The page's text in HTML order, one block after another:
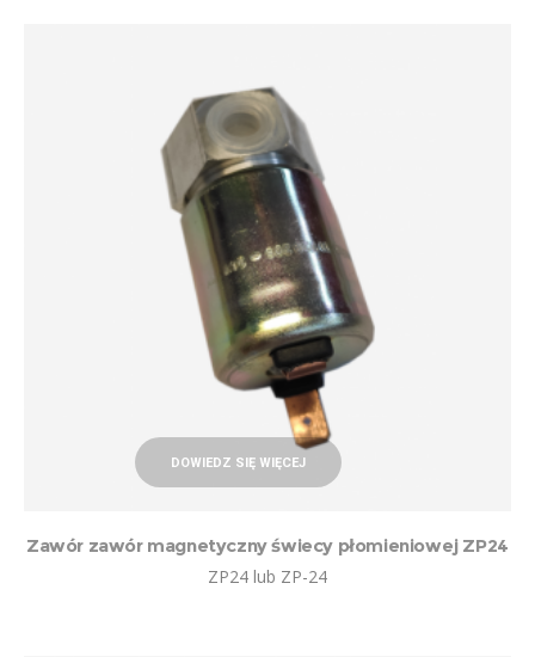
DOWIEDZ SIĘ WIĘCEJ
Zawór zawór magnetyczny świecy płomieniowej ZP24
ZP24 lub ZP-24